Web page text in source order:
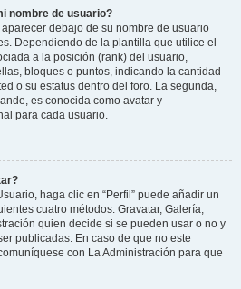
nombre de usuario?
debajo de su nombre de usuario
Dependiendo de la plantilla que utilice el
a la posición (rank) del usuario,
bloques o puntos, indicando la cantidad
o su estatus dentro del foro. La segunda,
es conocida como avatar y
para cada usuario.
haga clic en “Perfil” puede añadir un
cuatro métodos: Gravatar, Galería,
quien decide si se pueden usar o no y
publicadas. En caso de que no este
con La Administración para que